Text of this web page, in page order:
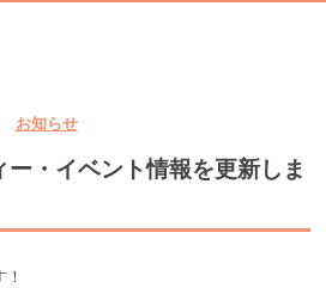
お知らせ
ー・イベント情報を更新しま